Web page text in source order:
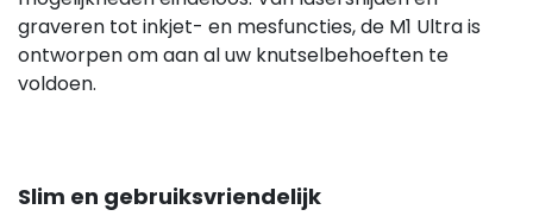
graveren tot inkjet- en mesfuncties, de M1 Ultra is
ontworpen om aan al uw knutselbehoeften te
voldoen.
Slim en gebruiksvriendelijk